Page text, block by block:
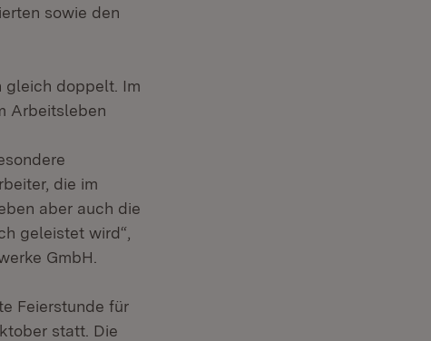
sowie den
gleich doppelt. Im
Arbeitsleben
die im
aber auch die
geleistet wird“,
GmbH.
Feierstunde für
statt. Die